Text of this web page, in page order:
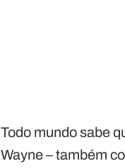
Todo mundo sabe
Wayne – também